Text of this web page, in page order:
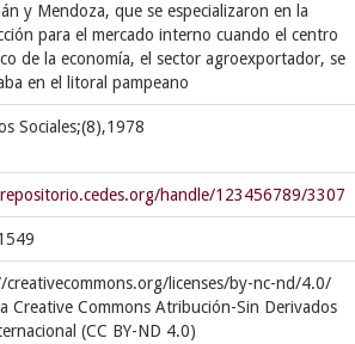
y Mendoza, que se especializaron en la
para el mercado interno cuando el centro
de la economía, el sector agroexportador, se
en el litoral pampeano
Sociales;(8),1978
handle/123456789/3307
creativecommons.org/licenses/by-nc-nd/4.0/
Creative Commons Atribución-Sin Derivados
(CC BY-ND 4.0)